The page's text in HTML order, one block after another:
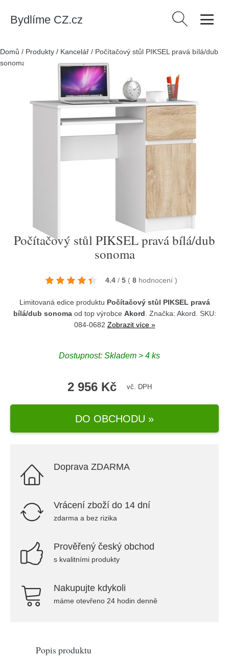
Bydlíme CZ.cz Vyhledávání
Domů / Produkty / Kancelář / Počítačový stůl PIKSEL pravá bílá/dub
sonoma
Počítačový stůl PIKSEL pravá bílá/dub
sonoma
4.4 / 5 ( 8 hodnocení )
Limitovaná edice produktu Počítačový stůl PIKSEL pravá
bílá/dub sonomaod top výrobce Akord . Značka: Akord . SKU:
084-0682 Zobrazit více »
Dostupnost: Skladem > 4 ks
2 956 Kč vč. DPH
DO OBCHODU »
Doprava ZDARMA
Vrácení zboží do 14 dní
zdarma a bez rizika
Prověřený český obchod
s kvalitními produkty
Nakupujte kdykoli
máme otevřeno 24 hodin denně
Popis produktu